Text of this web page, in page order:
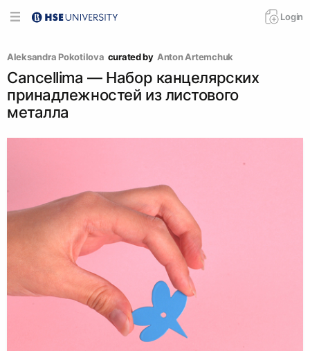
Login
Aleksandra Pokotilova curated by Anton Artemchuk
Cancellima — Набор канцелярских
принадлежностей из листового
металла